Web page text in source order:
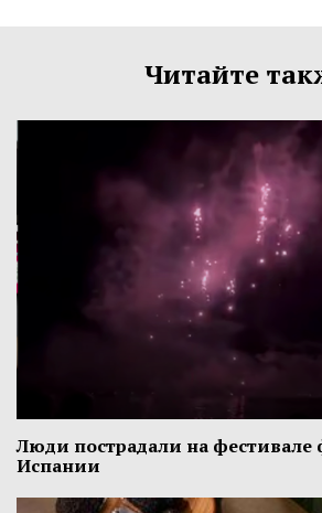
Читайте
Люди пострадали на фестивале
Испании